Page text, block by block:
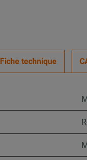
Fiche technique